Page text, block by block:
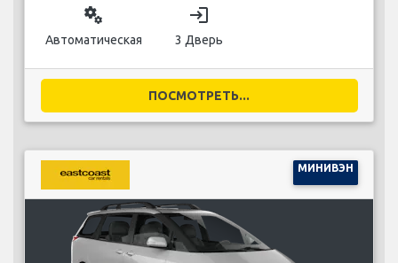
miscellaneous_services
Автоматическая
login
3 Дверь
ПОСМОТРЕТЬ...
МИНИВЭН